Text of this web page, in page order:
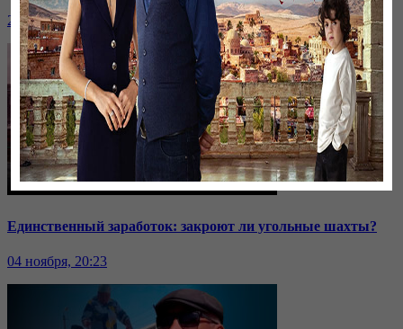
24 ноября, 20:43
Единственный заработок: закроют ли угольные шахты?
04 ноября, 20:23